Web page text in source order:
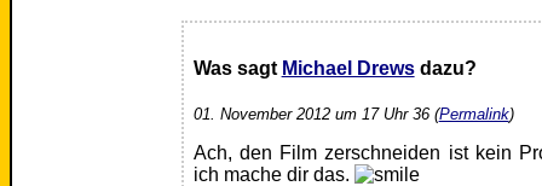
Was sagt Michael Drewsdazu?
01. November 2012 um 17 Uhr 36 (Permalink)
Ach, den Film zerschneiden ist kein
ich mache dir das.